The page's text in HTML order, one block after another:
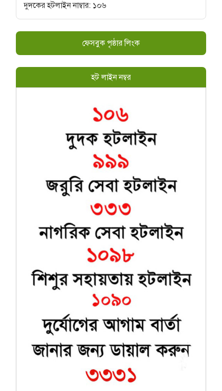
দুদকের হটলাইন নাম্বার: ১০৬
ফেসবুক পৃষ্ঠার লিংক
হট লাইন নম্বর